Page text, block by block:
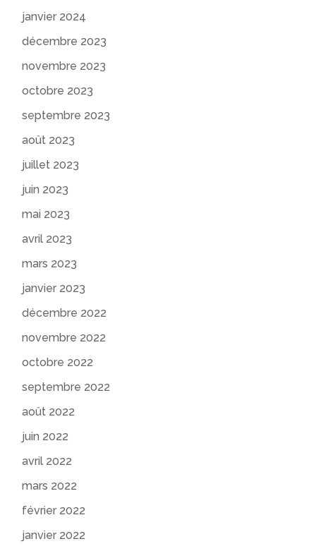
janvier 2024
décembre 2023
novembre 2023
octobre 2023
septembre 2023
août 2023
juillet 2023
juin 2023
mai 2023
avril 2023
mars 2023
janvier 2023
décembre 2022
novembre 2022
octobre 2022
septembre 2022
août 2022
juin 2022
avril 2022
mars 2022
février 2022
janvier 2022